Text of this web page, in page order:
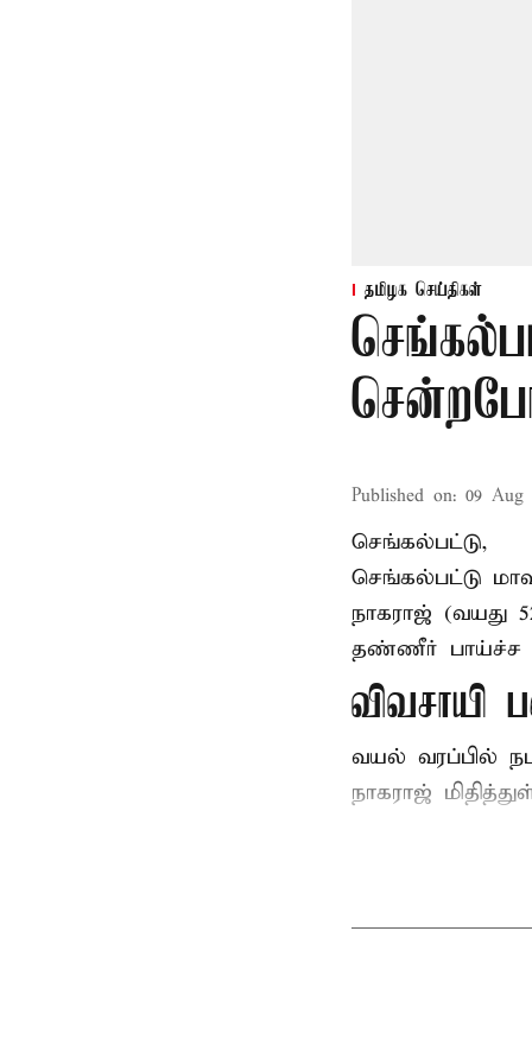
தமிழக செய்திகள்
Published on: 09 Aug
செங்கல்பட்டு,
செங்கல்பட்டு
நாகராஜ் (வயது
தண்ணீர் பாய்ச்ச
விவசாயி
வயல் வரப்பில்
நாகராஜ்